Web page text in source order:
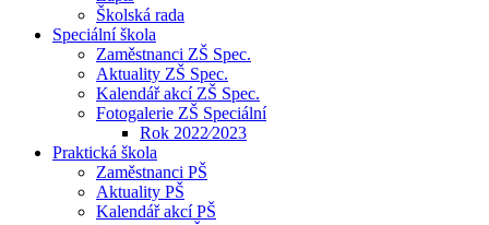
Školská rada
Speciální škola
Zaměstnanci ZŠ Spec.
Aktuality ZŠ Spec.
Kalendář akcí ZŠ Spec.
Fotogalerie ZŠ Speciální
Rok 2022⁄2023
Praktická škola
Zaměstnanci PŠ
Aktuality PŠ
Kalendář akcí PŠ